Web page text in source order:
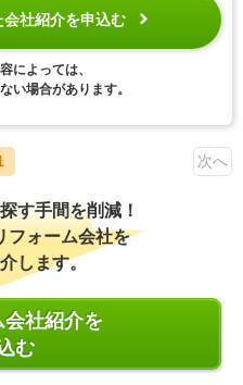
社紹介を申込む
によっては、
い場合があります。
次へ
す手間を削減！
フォーム会社を
します。
会社紹介を
む